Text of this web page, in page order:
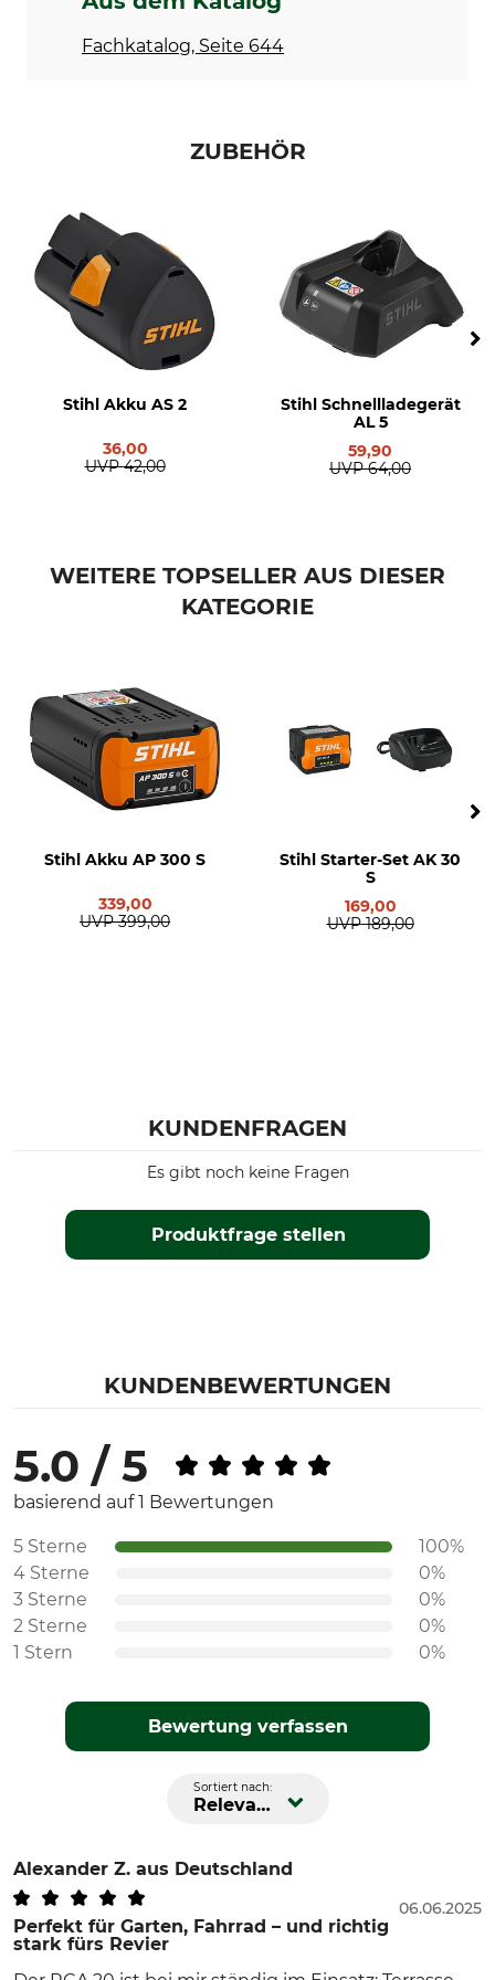
Fachkatalog, Seite 644
ZUBEHÖR
Stihl Akku AS 2
36,00
UVP 42,00
Stihl Schnellladegerät
AL 5
59,90
UVP 64,00
WEITERE TOPSELLER AUS DIESER
KATEGORIE
Stihl Akku AP 300 S
339,00
UVP 399,00
Stihl Starter-Set AK 30
S
169,00
UVP 189,00
KUNDENFRAGEN
Produktfrage stellen
Es gibt noch keine Fragen
KUNDENBEWERTUNGEN
5.0 / 5
basierend auf 1 Bewertungen
5 Sterne
100%
4 Sterne
0%
3 Sterne
0%
2 Sterne
0%
1 Stern
0%
Bewertung verfassen
Sortiert nach:
Relevanz
Alexander Z. aus Deutschland
Perfekt für Garten, Fahrrad – und richtig
stark fürs Revier
06.06.2025